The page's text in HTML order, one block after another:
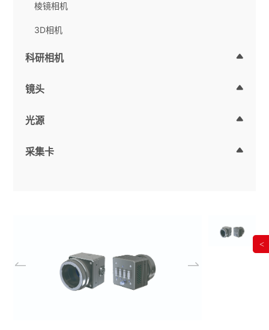
棱镜相机
3D相机
科研相机
镜头
光源
采集卡
<